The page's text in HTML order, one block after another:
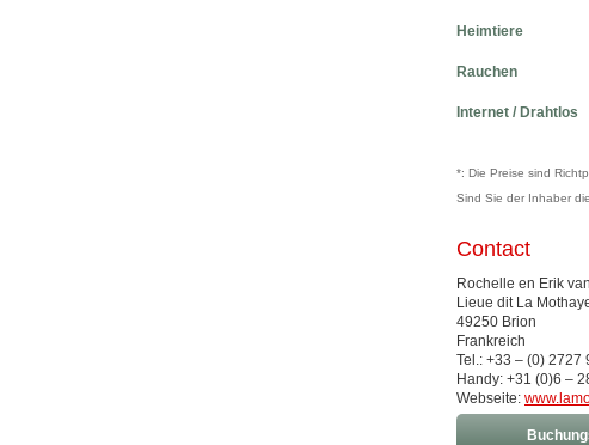
Heimtiere
Rauchen
Internet / Drahtlos
*: Die Preise sind
Sind Sie der Inhaber
Contact
Rochelle en Erik
Lieue dit La
49250 Brion
Frankreich
Tel.: +33 – (0) 2727
Handy: +31 (0)6 –
Webseite: